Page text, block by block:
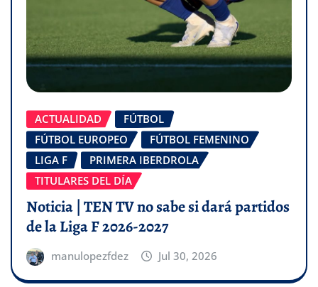
ACTUALIDAD
FÚTBOL
FÚTBOL EUROPEO
FÚTBOL FEMENINO
LIGA F
PRIMERA IBERDROLA
TITULARES DEL DÍA
Noticia | TEN TV no sabe si dará partidos
de la Liga F 2026-2027
manulopezfdez Jul 30, 2026